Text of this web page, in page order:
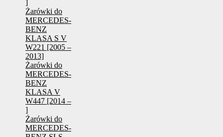
]
Żarówki do
MERCEDES-
BENZ
KLASA S V
W221 [2005 –
2013]
Żarówki do
MERCEDES-
BENZ
KLASA V
W447 [2014 –
]
Żarówki do
MERCEDES-